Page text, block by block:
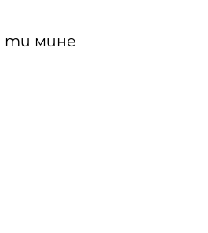
ти мине